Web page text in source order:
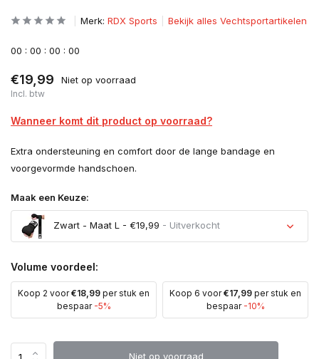
Merk: RDX Sports Bekijk alles Vechtsportartikelen
00 : 00 : 00 : 00
€19,99 Niet op voorraad
Incl. btw
Wanneer komt dit product op voorraad?
Extra ondersteuning en comfort door de lange bandage en
voorgevormde handschoen.
Maak een Keuze:
Zwart - Maat L - €19,99 - Uitverkocht
Uitverkocht
Volume voordeel:
Koop 2 voor€18,99 per stuk en
bespaar -5%
Koop 6 voor€17,99 per stuk en
bespaar -10%
Niet op voorraad